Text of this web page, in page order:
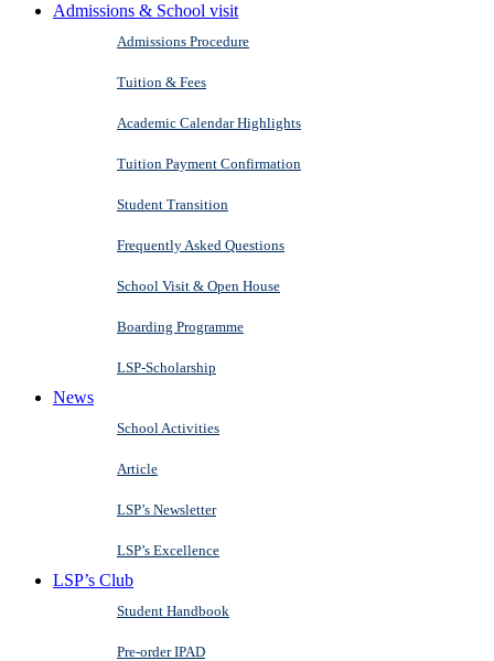
Admissions & School visit
Admissions Procedure
Tuition & Fees
Academic Calendar Highlights
Tuition Payment Confirmation
Student Transition
Frequently Asked Questions
School Visit & Open House
Boarding Programme
LSP-Scholarship
News
School Activities
Article
LSP’s Newsletter
LSP’s Excellence
LSP’s Club
Student Handbook
Pre-order IPAD